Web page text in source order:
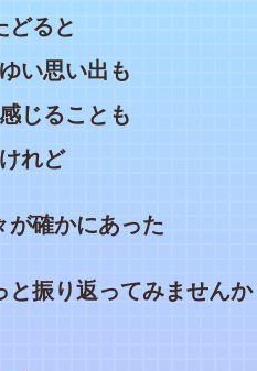
どると
い思い出も
じることも
れど
が確かにあった
振り返ってみません